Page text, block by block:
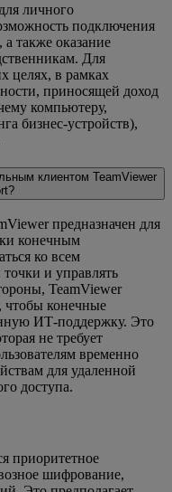
личного
подключения
также оказание
Для
целях, в рамках
приносящей доход
компьютеру,
бизнес-устройств),
клиентом TeamViewer
предназначен для
конечным
ко всем
и управлять
TeamViewer
чтобы конечные
ИТ-поддержку. Это
не требует
временно
для удаленной
доступа.
приоритетное
шифрование,